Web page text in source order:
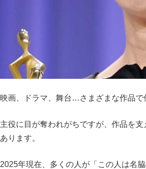
映画、ドラマ、舞台…さまざまな作品で
主役に目が奪われがちですが、作品を支
あります。
2025年現在、多くの人が「この人は名